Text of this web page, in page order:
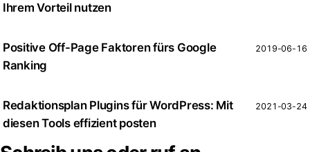
Ihrem Vorteil nutzen
Positive Off-Page Faktoren fürs Google
Ranking
2019-06-16
Redaktionsplan Plugins für WordPress: Mit
diesen Tools effizient posten
2021-03-24